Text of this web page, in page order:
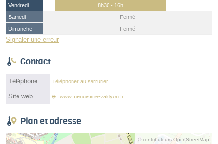
Vendredi
8h30 - 16h
Samedi
Fermé
Dimanche
Fermé
Signaler une erreur
Contact
Téléphone Téléphoner au serrurier
Site web www.menuiserie-valdyon.fr
Plan et adresse
© contributeurs OpenStreetMap